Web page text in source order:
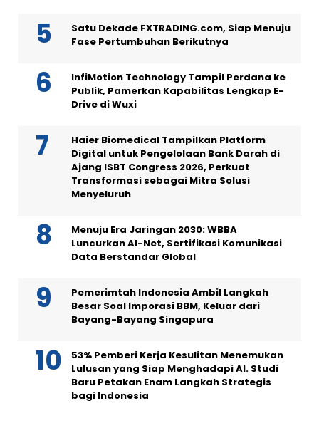
Satu Dekade FXTRADING.com, Siap Menuju
Fase Pertumbuhan Berikutnya
InfiMotion Technology Tampil Perdana ke
Publik, Pamerkan Kapabilitas Lengkap E-
Drive di Wuxi
Haier Biomedical Tampilkan Platform
Digital untuk Pengelolaan Bank Darah di
Ajang ISBT Congress 2026, Perkuat
Transformasi sebagai Mitra Solusi
Menyeluruh
Menuju Era Jaringan 2030: WBBA
Luncurkan AI-Net, Sertifikasi Komunikasi
Data Berstandar Global
Pemerimtah Indonesia Ambil Langkah
Besar Soal Imporasi BBM, Keluar dari
Bayang-Bayang Singapura
53% Pemberi Kerja Kesulitan Menemukan
Lulusan yang Siap Menghadapi AI. Studi
Baru Petakan Enam Langkah Strategis
bagi Indonesia